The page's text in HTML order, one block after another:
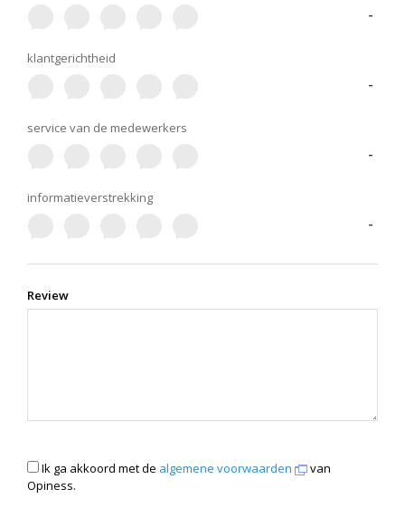
-
klantgerichtheid
-
service van de medewerkers
-
informatieverstrekking
-
Review
Ik ga akkoord met de algemene voorwaarden
van
Opiness.